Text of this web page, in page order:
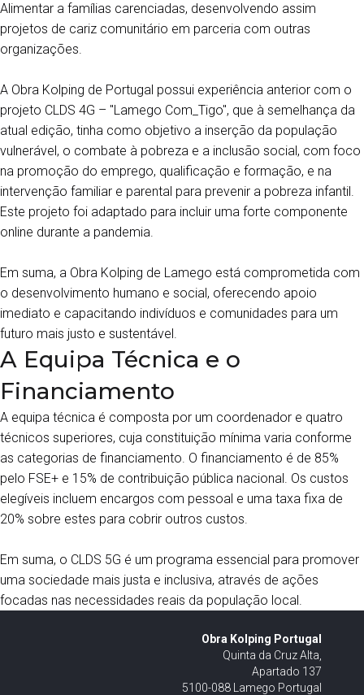
Alimentar a famílias carenciadas, desenvolvendo assim
projetos de cariz comunitário em parceria com outras
organizações.
A Obra Kolping de Portugal possui experiência anterior com o
projeto CLDS 4G – "Lamego Com_Tigo", que à semelhança da
atual edição, tinha como objetivo a inserção da população
vulnerável, o combate à pobreza e a inclusão social, com foco
na promoção do emprego, qualificação e formação, e na
intervenção familiar e parental para prevenir a pobreza infantil.
Este projeto foi adaptado para incluir uma forte componente
online durante a pandemia.
Em suma, a Obra Kolping de Lamego está comprometida com
o desenvolvimento humano e social, oferecendo apoio
imediato e capacitando indivíduos e comunidades para um
futuro mais justo e sustentável.
A Equipa Técnica e o
Financiamento
A equipa técnica é composta por um coordenador e quatro
técnicos superiores, cuja constituição mínima varia conforme
as categorias de financiamento. O financiamento é de 85%
pelo FSE+ e 15% de contribuição pública nacional. Os custos
elegíveis incluem encargos com pessoal e uma taxa fixa de
20% sobre estes para cobrir outros custos.
Em suma, o CLDS 5G é um programa essencial para promover
uma sociedade mais justa e inclusiva, através de ações
focadas nas necessidades reais da população local.
Obra Kolping Portugal
Quinta da Cruz Alta,
Apartado 137
5100-088 Lamego Portugal